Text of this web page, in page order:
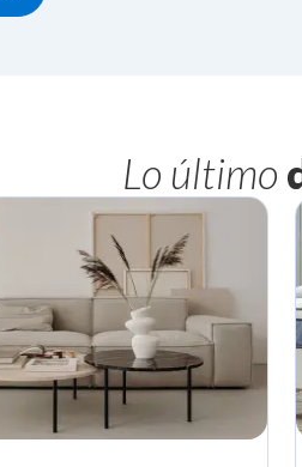
Lo último